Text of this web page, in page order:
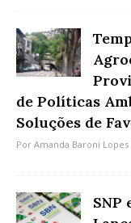
de Políticas
Soluções de
Por Amanda Baroni Lopes
SNP